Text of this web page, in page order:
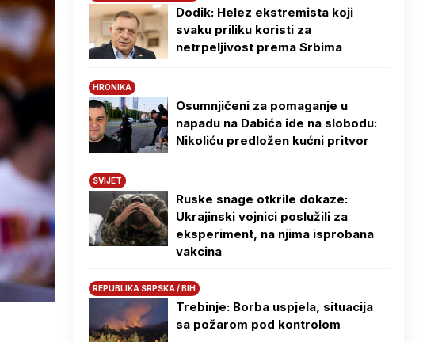
Dodik: Helez ekstremista koji
svaku priliku koristi za
netrpeljivost prema Srbima
HRONIKA
Osumnjičeni za pomaganje u
napadu na Dabića ide na slobodu:
Nikoliću predložen kućni pritvor
SVIJET
Ruske snage otkrile dokaze:
Ukrajinski vojnici poslužili za
eksperiment, na njima isprobana
vakcina
REPUBLIKA SRPSKA / BIH
Trebinje: Borba uspjela, situacija
sa požarom pod kontrolom